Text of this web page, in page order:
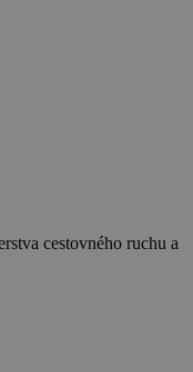
cestovného ruchu a